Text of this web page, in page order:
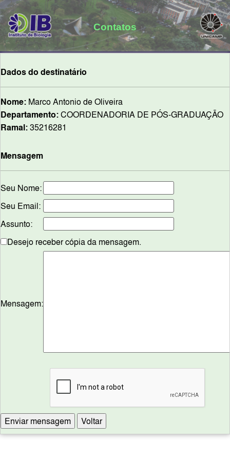
Contatos
Dados do destinatário
Nome: Marco Antonio de Oliveira
Departamento:COORDENADORIA DE PÓS-GRADUAÇÃO
Ramal:35216281
Mensagem
Seu Nome:
Seu Email:
Assunto:
Desejo receber cópia da mensagem.
Mensagem: